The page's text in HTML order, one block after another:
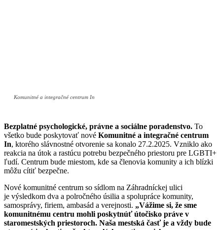
Komunitné a integračné centrum In
Bezplatné psychologické, právne a sociálne poradenstvo. To
všetko bude poskytovať nové Komunitné a integračné centrum
In, ktorého slávnostné otvorenie sa konalo 27.2.2025. Vzniklo ako
reakcia na útok a rastúcu potrebu bezpečného priestoru pre LGBTI+
ľudí. Centrum bude miestom, kde sa členovia komunity a ich blízki
môžu cítiť bezpečne.
Nové komunitné centrum so sídlom na Záhradníckej ulici
je výsledkom dva a polročného úsilia a spolupráce komunity,
samosprávy, firiem, ambasád a verejnosti. „Vážime si, že sme
komunitnému centru mohli poskytnúť útočisko práve v
staromestských priestoroch. Naša mestská časť je a vždy bude